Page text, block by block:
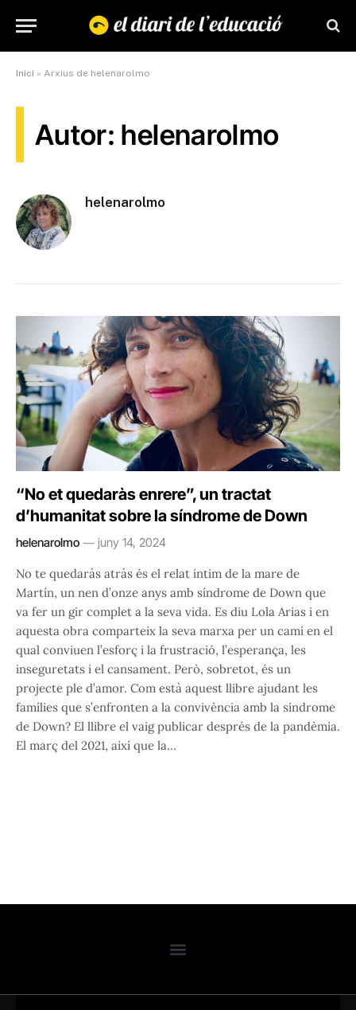
Inici » Arxius de helenarolmo
Autor: helenarolmo
helenarolmo
“No et quedaràs enrere”, un tractat
d’humanitat sobre la síndrome de Down
helenarolmo juny 14, 2024
No te quedarás atrás és el relat íntim de la mare de
Martín, un nen d’onze anys amb síndrome de Down que
va fer un gir complet a la seva vida. Es diu Lola Arias i en
aquesta obra comparteix la seva marxa per un camí en el
qual conviuen l’esforç i la frustració, l’esperança, les
inseguretats i el cansament. Però, sobretot, és un
projecte ple d’amor. Com està aquest llibre ajudant les
famílies que s’enfronten a la convivència amb la síndrome
de Down? El llibre el vaig publicar després de la pandèmia.
El març del 2021, així que la…